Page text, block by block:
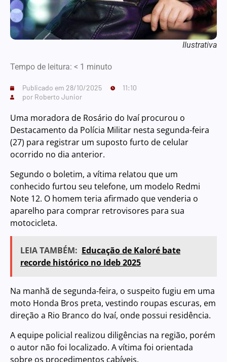
Ilustrativa
Tempo de leitura: < 1 minuto
Publicado em 28/10/2025
11:10
por Roberto Junior
Uma moradora de Rosário do Ivaí procurou o
Destacamento da Polícia Militar nesta segunda-feira
(27) para registrar um suposto furto de celular
ocorrido no dia anterior.
Segundo o boletim, a vítima relatou que um
conhecido furtou seu telefone, um modelo Redmi
Note 12. O homem teria afirmado que venderia o
aparelho para comprar retrovisores para sua
motocicleta.
LEIA TAMBÉM: Educação de Kaloré bate
recorde histórico no Ideb 2025
Na manhã de segunda-feira, o suspeito fugiu em uma
moto Honda Bros preta, vestindo roupas escuras, em
direção a Rio Branco do Ivaí, onde possui residência.
A equipe policial realizou diligências na região, porém
o autor não foi localizado. A vítima foi orientada
sobre os procedimentos cabíveis.